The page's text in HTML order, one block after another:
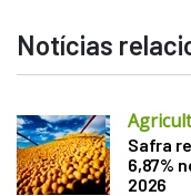
Notícias
Safra
6,87%
2026